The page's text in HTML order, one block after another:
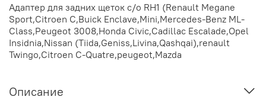
Адаптер для задних щеток с/о RH1 (Renault Megane
Sport,Citroen C,Buick Enclave,Mini,Mercedes-Benz ML-
Class,Peugeot 3008,Honda Civic,Cadillac Escalade,Opel
Insidnia,Nissan (Tiida,Geniss,Livina,Qashqai),renault
Twingo,Citroen C-Quatre,peugeot,Mazda
Описание